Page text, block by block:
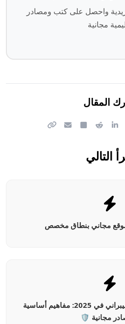
واحصل على كتب ومصادر
مجانية
المقال
التالي
مجاني بنطاق مخصص
🚨 كيف تتعلم الأمن السيبراني في 2025: مفاهيم أساسية
مجانية 🛡️